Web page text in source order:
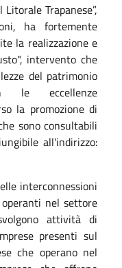
Trapanese”,
ha fortemente
la realizzazione e
intervento che
del patrimonio
le eccellenze
la promozione di
sono consultabili
all'indirizzo:
interconnessioni
nel settore
attività di
presenti sul
che operano nel